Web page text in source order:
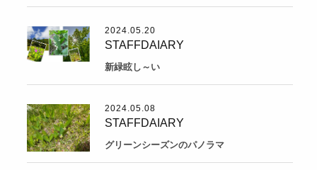
2024.05.20
STAFFDAIARY
新緑眩し～い
2024.05.08
STAFFDAIARY
グリーンシーズンのパノラマ